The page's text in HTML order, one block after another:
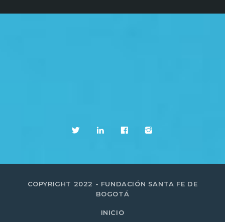
COPYRIGHT 2022 - FUNDACIÓN SANTA FE DE
BOGOTÁ
INICIO